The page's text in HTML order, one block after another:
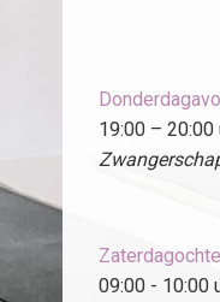
19:00 – 20:00
09:00 - 10:00